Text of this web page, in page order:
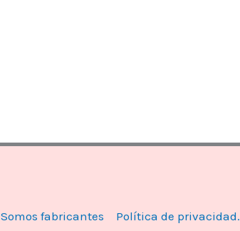
Somos fabricantes Política de privacidad.